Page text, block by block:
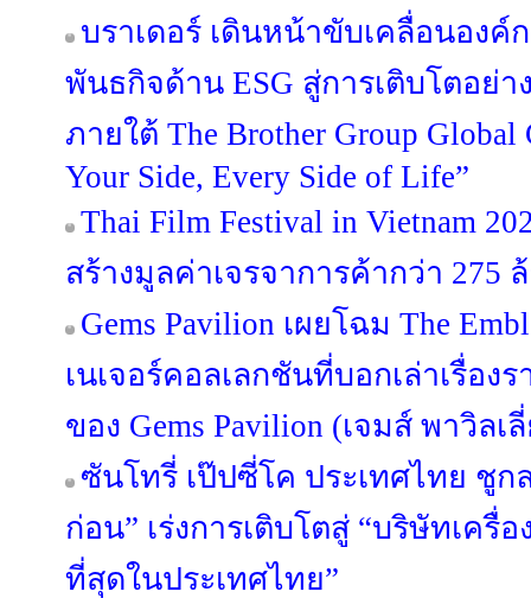
บราเดอร์ เดินหน้าขับเคลื่อนอง
พันธกิจด้าน ESG สู่การเติบโตอย่
ภายใต้ The Brother Group
Your Side, Every Side of Life”
Thai Film Festival in Vietnam
สร้างมูลค่าเจรจาการค้ากว่า 275
Gems Pavilion เผยโฉม The
เนเจอร์คอลเลกชันที่บอกเล่าเรื่อง
ของ Gems Pavilion (เจมส์ พาวิลเ
ซันโทรี่ เป๊ปซี่โค ประเทศไทย ชู
ก่อน” เร่งการเติบโตสู่ “บริษัทเครื่
ที่สุดในประเทศไทย”